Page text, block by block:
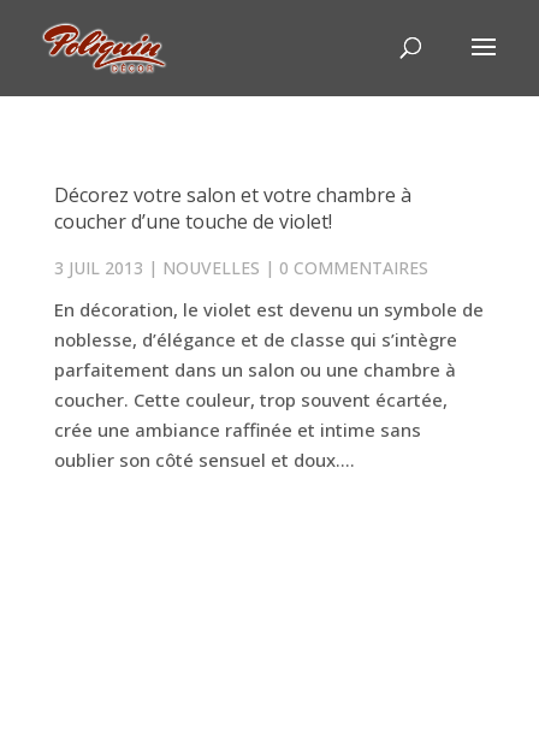
Décorez votre salon et votre chambre à
coucher d’une touche de violet!
3 JUIL 2013 | NOUVELLES | 0 COMMENTAIRES
En décoration, le violet est devenu un symbole de
noblesse, d’élégance et de classe qui s’intègre
parfaitement dans un salon ou une chambre à
coucher. Cette couleur, trop souvent écartée,
crée une ambiance raffinée et intime sans
oublier son côté sensuel et doux....